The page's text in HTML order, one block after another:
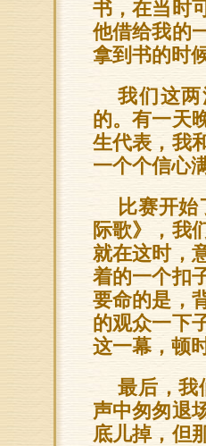
书，在当时
他借给我的
拿到书的时
我们这
的。有一天
生代表，我
一个个信心
比赛开
际歌》，我
就在这时，
着的一个扣
要命的是，
的观众一下
这一幕，顿
最后，我
声中匆匆退
底儿掉，但